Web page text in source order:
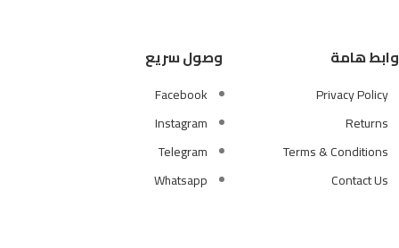
هامة
Privacy Policy
Returns
Terms & Conditions
Contact Us
وصول سريع
Facebook
Instagram
Telegram
Whatsapp